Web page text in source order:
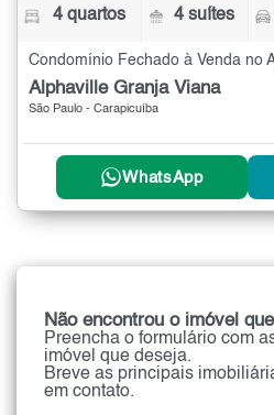
4 quartos 4 suítes
Alphaville Granja Viana
São Paulo - Carapicuíba
WhatsApp
Não encontrou o imóvel
Preencha o formulário com
imóvel que deseja.
Breve as principais
em contato.